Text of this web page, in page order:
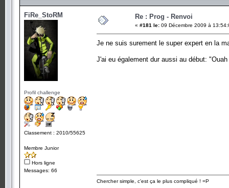
FiRe_StoRM
Profil challenge
Classement : 2010/55625
Membre Junior
Hors ligne
Messages: 66
Re : Prog - Renvoi
« #181 le: 09 Décembre 2009 à
Je ne suis surement le super expert en la
J'ai eu également dur aussi au début:
Chercher simple, c'est ça le plus compliqué ! =P